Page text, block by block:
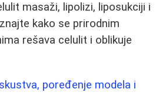
masaži, lipolizi, liposukciji i
kako se prirodnim
rešava celulit i oblikuje
poređenje modela i